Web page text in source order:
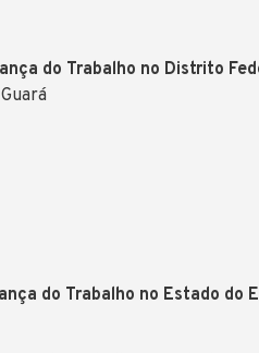
do Trabalho no Distrito
do Trabalho no Estado do